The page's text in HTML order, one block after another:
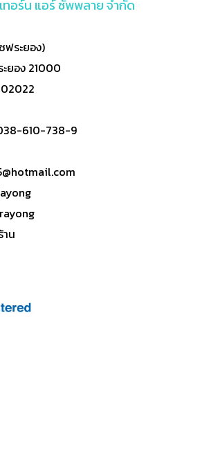
ทอร์น แอร์ ซัพพลาย จำกัด
ฟระยอง)
ะยอง 21000
610-738-9
น